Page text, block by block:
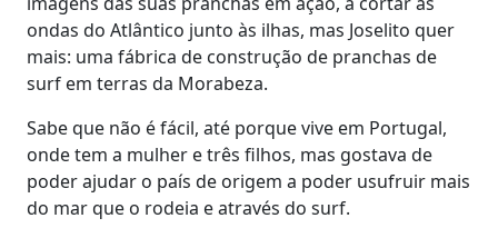
ondas do Atlântico junto às ilhas, mas Joselito quer
mais: uma fábrica de construção de pranchas de
surf em terras da Morabeza.
Sabe que não é fácil, até porque vive em Portugal,
onde tem a mulher e três filhos, mas gostava de
poder ajudar o país de origem a poder usufruir mais
do mar que o rodeia e através do surf.